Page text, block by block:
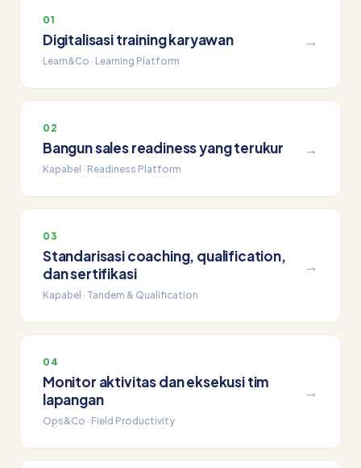
01
Digitalisasi training karyawan
Learn&Co · Learning Platform
→
02
Bangun sales readiness yang terukur
Kapabel · Readiness Platform
→
03
Standarisasi coaching, qualification,
dan sertifikasi
Kapabel · Tandem & Qualification
→
04
Monitor aktivitas dan eksekusi tim
lapangan
Ops&Co · Field Productivity
→